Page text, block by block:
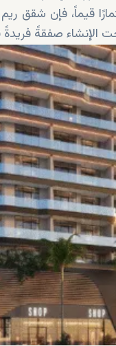
قيماً، فإن شقق
الإنشاء صفقةً